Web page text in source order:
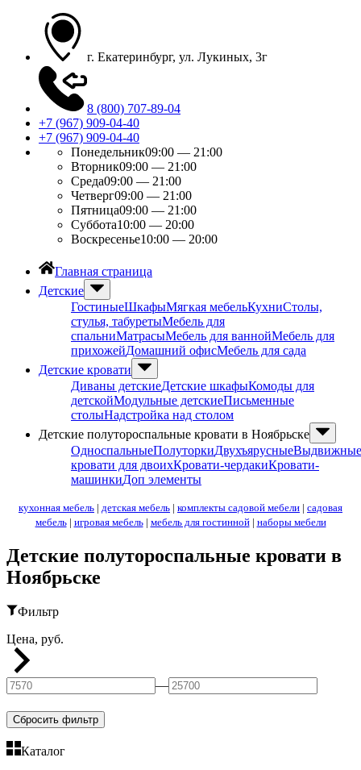
г. Екатеринбург, ул. Лукиных, 3г
8 (800) 707-89-04
+7 (967) 909-04-40
+7 (967) 909-04-40
Понедельник09:00 — 21:00
Вторник09:00 — 21:00
Среда09:00 — 21:00
Четверг09:00 — 21:00
Пятница09:00 — 21:00
Суббота10:00 — 20:00
Воскресенье10:00 — 20:00
Главная страница
Детские
ГостиныеШкафыМягкая мебельКухниСтолы,
стулья, табуретыМебель для
спальниМатрасыМебель для ваннойМебель для
прихожейДомашний офисМебель для сада
Детские кровати
Диваны детскиеДетские шкафыКомоды для
детскойМодульные детскиеПисьменные
столыНадстройка над столом
Детские полутороспальные кровати в Ноябрьске
ОдноспальныеПолуторкиДвухъярусныеВыдвижные
кровати для двоихКровати-чердакиКровати-
машинкиДоп элементы
кухонная мебель | детская мебель | комплекты садовой мебели | садовая
мебель| игровая мебель| мебель для гостинной| наборы мебели
Детские полутороспальные кровати в
Ноябрьске
Фильтр
Цена, руб.
—
Сбросить фильтр
Каталог